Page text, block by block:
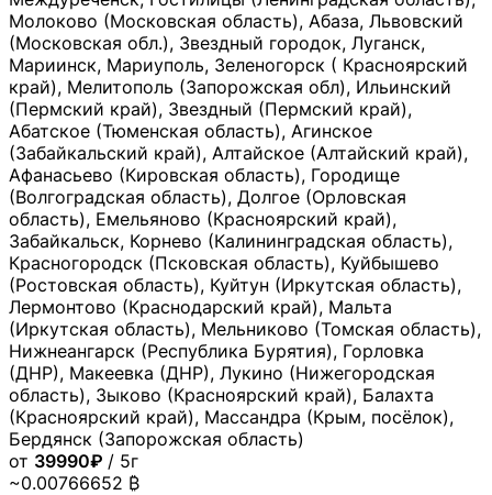
Молоково (Московская область), Абаза, Львовский
(Московская обл.), Звездный городок, Луганск,
Мариинск, Мариуполь, Зеленогорск ( Красноярский
край), Мелитополь (Запорожская обл), Ильинский
(Пермский край), Звездный (Пермский край),
Абатское (Тюменская область), Агинское
(Забайкальский край), Алтайское (Алтайский край),
Афанасьево (Кировская область), Городище
(Волгоградская область), Долгое (Орловская
область), Емельяново (Красноярский край),
Забайкальск, Корнево (Калининградская область),
Красногородск (Псковская область), Куйбышево
(Ростовская область), Куйтун (Иркутская область),
Лермонтово (Краснодарский край), Мальта
(Иркутская область), Мельниково (Томская область),
Нижнеангарск (Республика Бурятия), Горловка
(ДНР), Макеевка (ДНР), Лукино (Нижегородская
область), Зыково (Красноярский край), Балахта
(Красноярский край), Массандра (Крым, посёлок),
Бердянск (Запорожская область)
от 39990₽ / 5г
~0.00766652 ₿